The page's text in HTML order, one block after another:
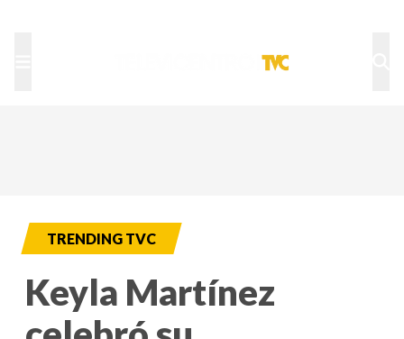
TRENDING TVC
Keyla Martínez